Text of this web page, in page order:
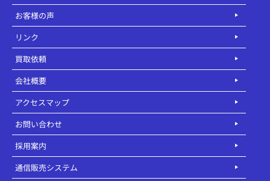
お客様の声
リンク
買取依頼
会社概要
アクセスマップ
お問い合わせ
採用案内
通信販売システム